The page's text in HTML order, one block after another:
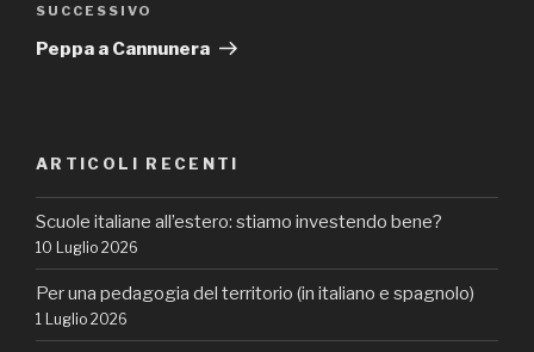
Articolo
successivo
SUCCESSIVO
Peppa a Cannunera
ARTICOLI RECENTI
Scuole italiane all’estero: stiamo investendo bene?
10 Luglio 2026
Per una pedagogia del territorio (in italiano e spagnolo)
1 Luglio 2026